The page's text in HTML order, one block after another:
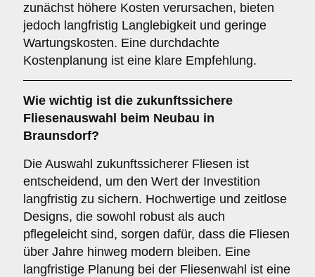
zunächst höhere Kosten verursachen, bieten
jedoch langfristig Langlebigkeit und geringe
Wartungskosten. Eine durchdachte
Kostenplanung ist eine klare Empfehlung.
Wie wichtig ist die zukunftssichere
Fliesenauswahl beim Neubau in
Braunsdorf?
Die Auswahl zukunftssicherer Fliesen ist
entscheidend, um den Wert der Investition
langfristig zu sichern. Hochwertige und zeitlose
Designs, die sowohl robust als auch
pflegeleicht sind, sorgen dafür, dass die Fliesen
über Jahre hinweg modern bleiben. Eine
langfristige Planung bei der Fliesenwahl ist eine